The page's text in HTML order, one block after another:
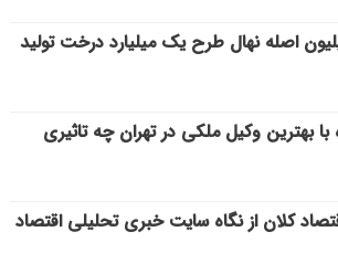
اصله نهال طرح یک میلیارد درخت تولید
بهترین وکیل ملکی در تهران چه تاثیری
کلان از نگاه سایت خبری تحلیلی اقتصاد